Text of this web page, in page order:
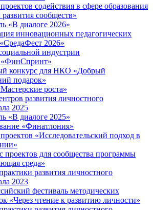
содействия в сфере образования
сообществ»
«В диалоге 2026»
инновационных педагогических
2026»
индустрии
«ФинСпринт»
конкурс для НКО «Добрый
подарок»
роста»
развития личностного
2025
«В диалоге 2025»
«Финатлония»
«Исследовательский подход в
проектов для сообщества программы
среда»
развития личностного
2023
фестиваль методических
«Через чтение к развитию личности»